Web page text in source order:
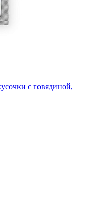
с говядиной,